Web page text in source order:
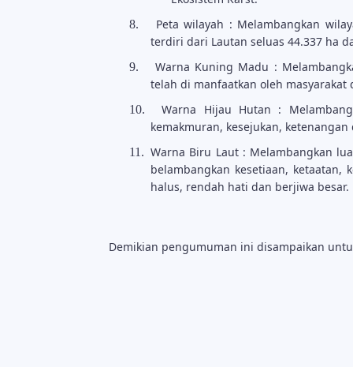
8.
Peta wilayah : Melambangkan
terdiri dari Lautan seluas 44.337 ha
9.
Warna Kuning Madu :
telah di manfaatkan oleh masyarakat
10.
Warna Hijau Hutan :
kemakmuran, kesejukan,
11. Warna Biru Laut : Melambangkan
belambangkan kesetiaan, ketaatan,
halus, rendah hati dan berjiwa besar.
Demikian pengumuman ini disampaikan